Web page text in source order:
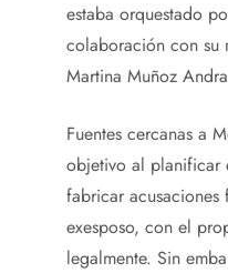
estaba orquestado
colaboración con su
Martina Muñoz
Fuentes cercanas a
objetivo al planificar
fabricar acusaciones
exesposo, con el
legalmente. Sin